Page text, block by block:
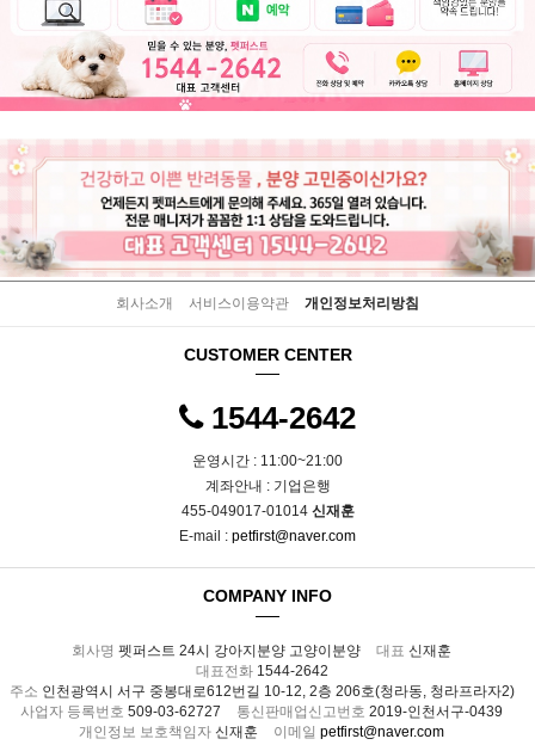
회사소개 서비스이용약관 개인정보처리방침
CUSTOMER CENTER
1544-2642
운영시간 : 11:00~21:00
계좌안내 : 기업은행
455-049017-01014 신재훈
E-mail : petfirst@naver.com
COMPANY INFO
회사명 펫퍼스트 24시 강아지분양 고양이분양 대표 신재훈
대표전화1544-2642
주소 인천광역시 서구 중봉대로612번길 10-12, 2층 206호(청라동, 청라프라자2)
사업자 등록번호 509-03-62727 통신판매업신고번호 2019-인천서구-0439
개인정보 보호책임자 신재훈 이메일 petfirst@naver.com